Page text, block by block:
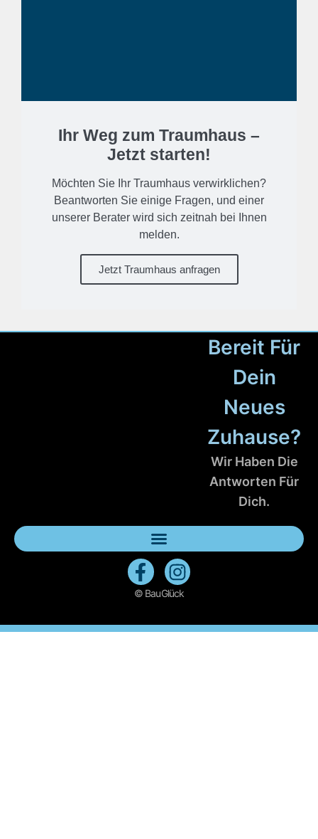
Ihr Weg zum Traumhaus –
Jetzt starten!
Möchten Sie Ihr Traumhaus verwirklichen?
Beantworten Sie einige Fragen, und einer
unserer Berater wird sich zeitnah bei Ihnen
melden.
Jetzt Traumhaus anfragen
Bereit Für
Dein
Neues
Zuhause?
Wir Haben Die
Antworten Für
Dich.
© BauGlück